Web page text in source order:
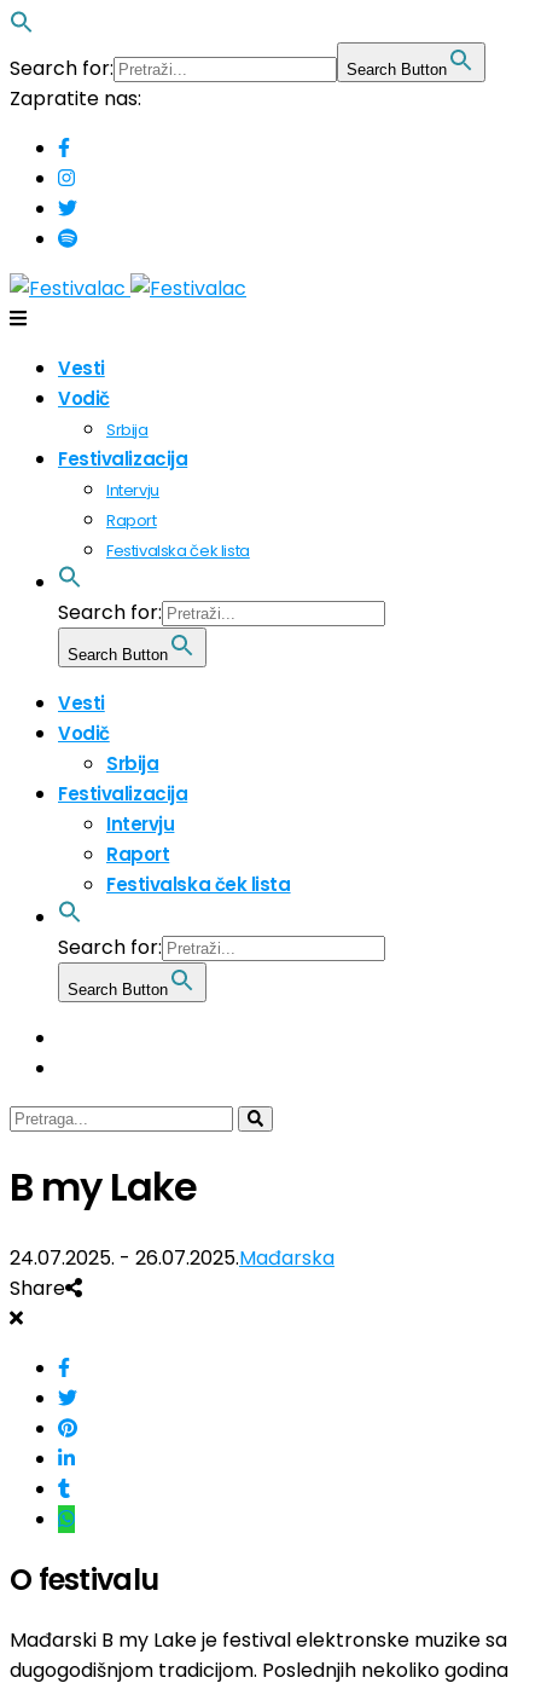
Search for: Search Button
Zapratite nas:
Vesti
Vodič
Srbija
Festivalizacija
Intervju
Raport
Festivalska ček lista
Search for:
Search Button
Vesti
Vodič
Srbija
Festivalizacija
Intervju
Raport
Festivalska ček lista
Search for:
Search Button
B my Lake
24.07.2025. - 26.07.2025.Mađarska
Share
O festivalu
Mađarski B my Lake je festival elektronske muzike sa
dugogodišnjom tradicijom. Poslednjih nekoliko godina